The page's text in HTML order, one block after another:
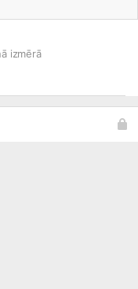
izmērā